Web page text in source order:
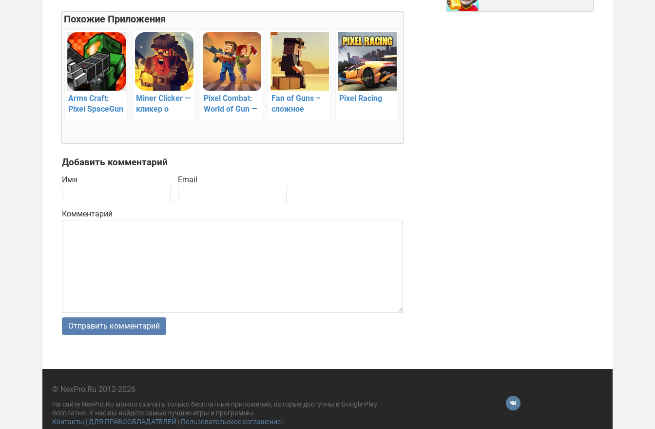
Похожие Приложения
Arms Craft:
Pixel SpaceGun
Miner Clicker —
кликер о
Pixel Combat:
World of Gun —
Fan of Guns –
сложное
Pixel Racing
Добавить комментарий
Имя Email
Комментарий
© NexPro.Ru 2012-2026
На сайте NexPro.Ru можно скачать только бесплатные приложения, которые доступны в Google Play
бесплатно. У нас вы найдете самые лучшие игры и программы.
Контакты | ДЛЯ ПРАВООБЛАДАТЕЛЕЙ | Пользовательское соглашение |